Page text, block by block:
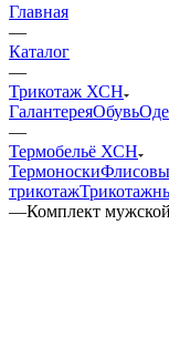
Главная
—
Каталог
—
Трикотаж ХСН
ГалантереяОбувь
—
Термобельё ХСН
Термоноски
трикотаж
—Комплект